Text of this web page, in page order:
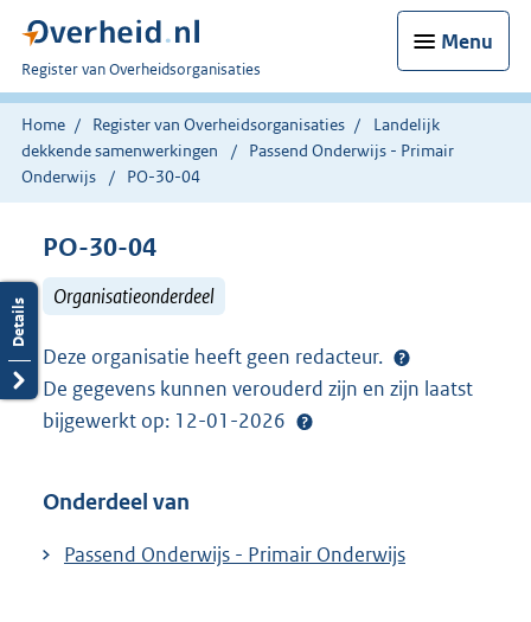
Menu
U
bent
nu
hier:
Register van Overheidsorganisaties
Home Register van Overheidsorganisaties
Landelijk
dekkende samenwerkingen
Passend Onderwijs - Primair
Onderwijs
PO-30-04
PO-30-04
Organisatieonderdeel
Deze organisatie heeft geen redacteur.
De gegevens kunnen verouderd zijn en zijn laatst
bijgewerkt op: 12-01-2026
Onderdeel van
Passend Onderwijs - Primair Onderwijs